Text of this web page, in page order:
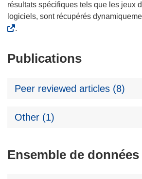
résultats spécifiques tels que les jeux
logiciels, sont récupérés
.
Publications
Peer reviewed articles (8)
Other (1)
Ensemble de données